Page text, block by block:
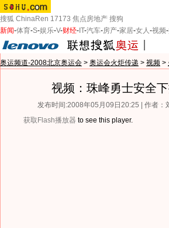
搜狐 ChinaRen 17173 焦点房地产 搜狗
新闻-体育-S-娱乐-V-财经- IT-汽车-房产-家居-女人-视频-
奥运频道-2008北京奥运会 > 奥运会火炬传递 > 视频 >
视频：珠峰勇士安全
发布时间:2008年05月09日20:25 | 作者：
获取Flash播放器 to see this player.